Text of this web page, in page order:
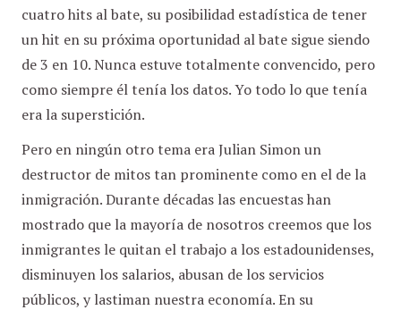
cuatro hits al bate, su posibilidad estadística de tener
un hit en su próxima oportunidad al bate sigue siendo
de 3 en 10. Nunca estuve totalmente convencido, pero
como siempre él tenía los datos. Yo todo lo que tenía
era la superstición.
Pero en ningún otro tema era Julian Simon un
destructor de mitos tan prominente como en el de la
inmigración. Durante décadas las encuestas han
mostrado que la mayoría de nosotros creemos que los
inmigrantes le quitan el trabajo a los estadounidenses,
disminuyen los salarios, abusan de los servicios
públicos, y lastiman nuestra economía. En su